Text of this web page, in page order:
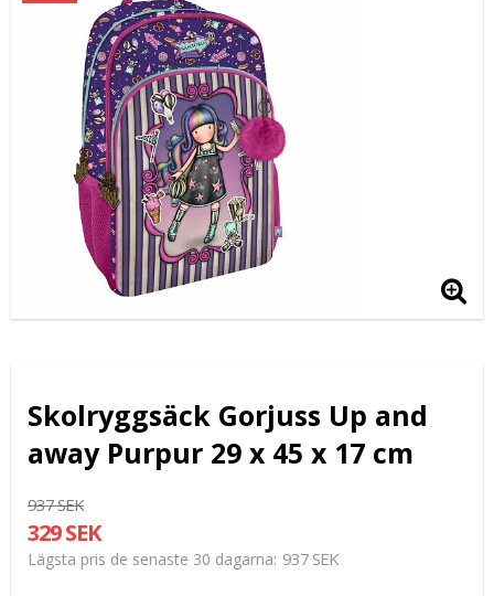
Skolryggsäck Gorjuss Up and
away Purpur 29 x 45 x 17 cm
937 SEK
329 SEK
Lägsta pris de senaste 30 dagarna 937 SEK